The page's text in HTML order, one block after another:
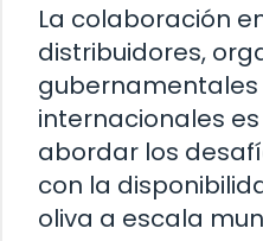
La colaboración
distribuidores,
gubernamentales
internacionales
abordar los
con la
oliva a escala